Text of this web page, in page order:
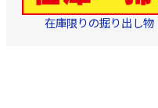
在庫限りの掘り出し物